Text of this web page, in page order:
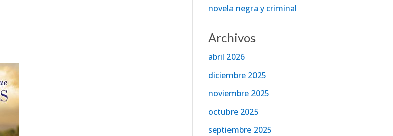
novela negra y criminal
Archivos
abril 2026
diciembre 2025
noviembre 2025
octubre 2025
septiembre 2025